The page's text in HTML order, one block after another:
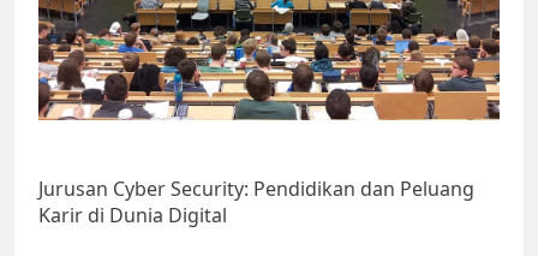
Jurusan Cyber Security: Pendidikan dan Peluang
Karir di Dunia Digital